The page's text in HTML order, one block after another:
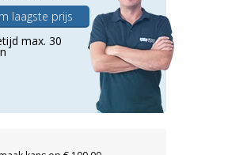
laagste prijs
max. 30